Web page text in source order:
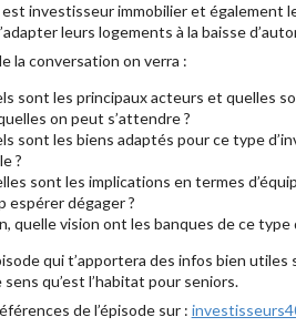
investisseur immobilier et également
leurs logements à la baisse
la conversation on verra :
sont les principaux acteurs et quelles
on peut s’attendre ?
sont les biens adaptés pour ce type
?
sont les implications en termes
espérer dégager ?
quelle vision ont les banques de ce
qui t’apportera des infos bien
qu’est l’habitat pour seniors.
de l’épisode sur :